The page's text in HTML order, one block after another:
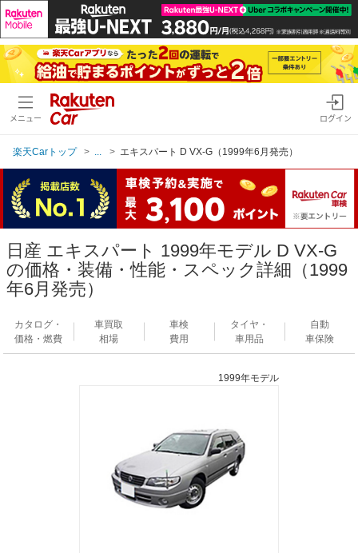
メニュー ログイン
楽天Carトップ エキスパート D VX-G（1999年6月発売）
日産 エキスパート 1999年モデル D VX-G
の価格・装備・性能・スペック詳細（1999
年6月発売）
カタログ・
価格・燃費
車買取
相場
車検
費用
タイヤ・
車用品
自動
車保険
1999年モデル